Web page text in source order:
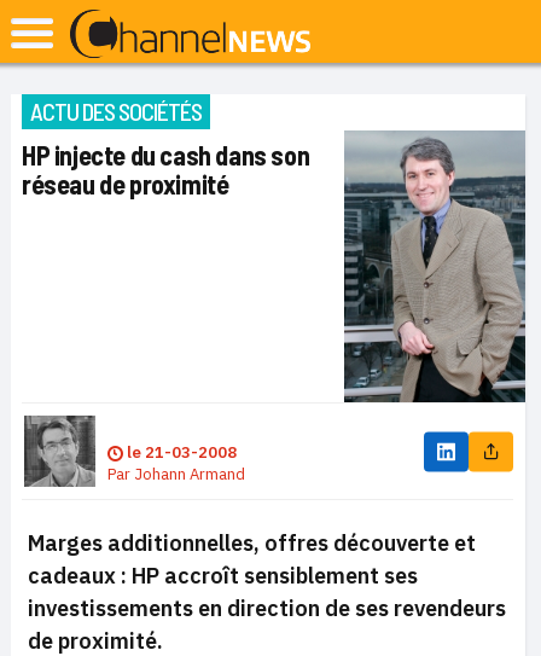
ACTU DES SOCIÉTÉS
HP injecte du cash dans son
réseau de proximité
le 21-03-2008
Par Johann Armand
Marges additionnelles, offres découverte et
cadeaux : HP accroît sensiblement ses
investissements en direction de ses revendeurs
de proximité.